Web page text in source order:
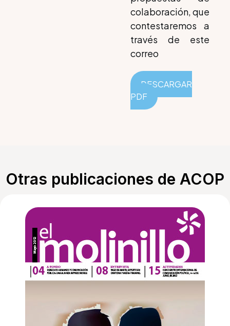
colaboración, que
contestaremos a
través de este
correo
DESCARGAR
PDF
Otras publicaciones de ACOP